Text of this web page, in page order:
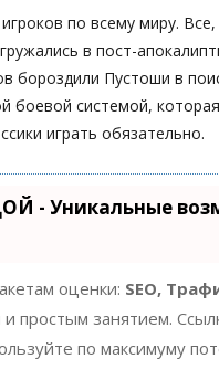
по всему миру.
в пост-
бороздили Пустоши в
боевой системой,
играть обязательно.
- Уникальные
оценки: SEO,
простым занятием.
по максимуму